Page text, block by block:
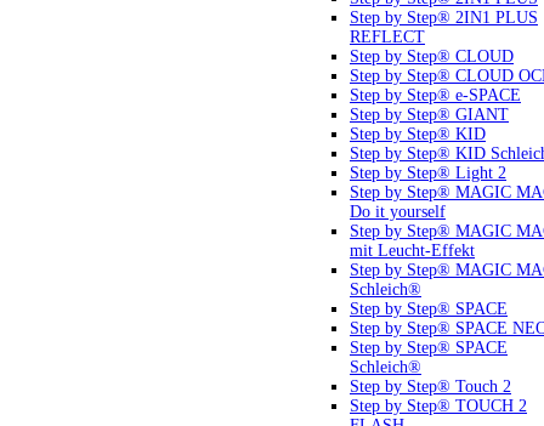
Step by Step® 2IN1 PLUS
REFLECT
Step by Step® CLOUD
Step by Step® CLOUD
Step by Step® e-SPACE
Step by Step® GIANT
Step by Step® KID
Step by Step® KID
Step by Step® Light 2
Step by Step® MAGIC
Do it yourself
Step by Step® MAGIC
mit Leucht-Effekt
Step by Step® MAGIC
Schleich®
Step by Step® SPACE
Step by Step® SPACE
Step by Step® SPACE
Schleich®
Step by Step® Touch 2
Step by Step® TOUCH 2